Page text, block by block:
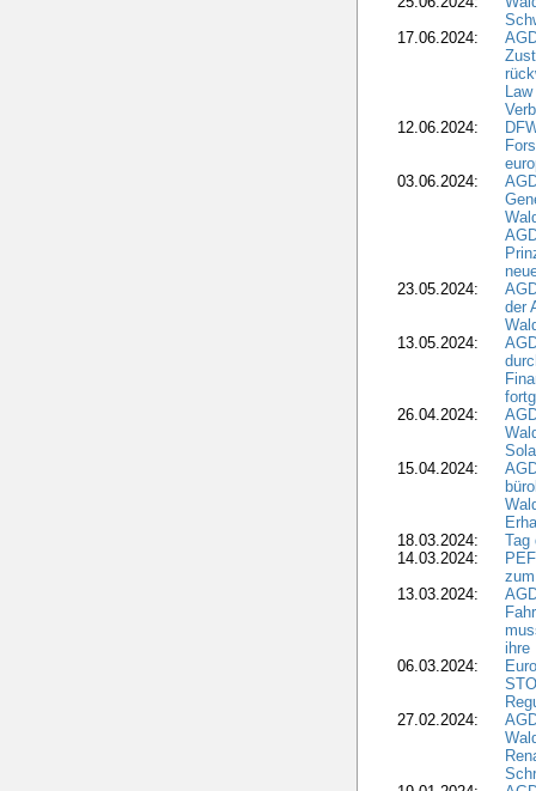
17.06.2024:
12.06.2024:
03.06.2024:
23.05.2024:
der
13.05.2024:
26.04.2024:
15.04.2024:
18.03.2024:
Tag
14.03.2024:
13.03.2024:
ihre
06.03.2024:
27.02.2024: